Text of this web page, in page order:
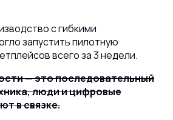
с гибкими
запустить пилотную
всего за 3 недели.
— это последовательный
люди и цифровые
в связке.